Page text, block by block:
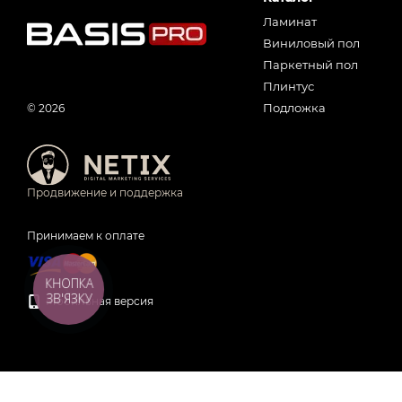
© 2026
Продвижение и поддержка
Принимаем к оплате
Мобильная версия
Ламинат
Виниловый пол
Паркетный пол
Плинтус
Подложка
КНОПКА
ЗВ'ЯЗКУ